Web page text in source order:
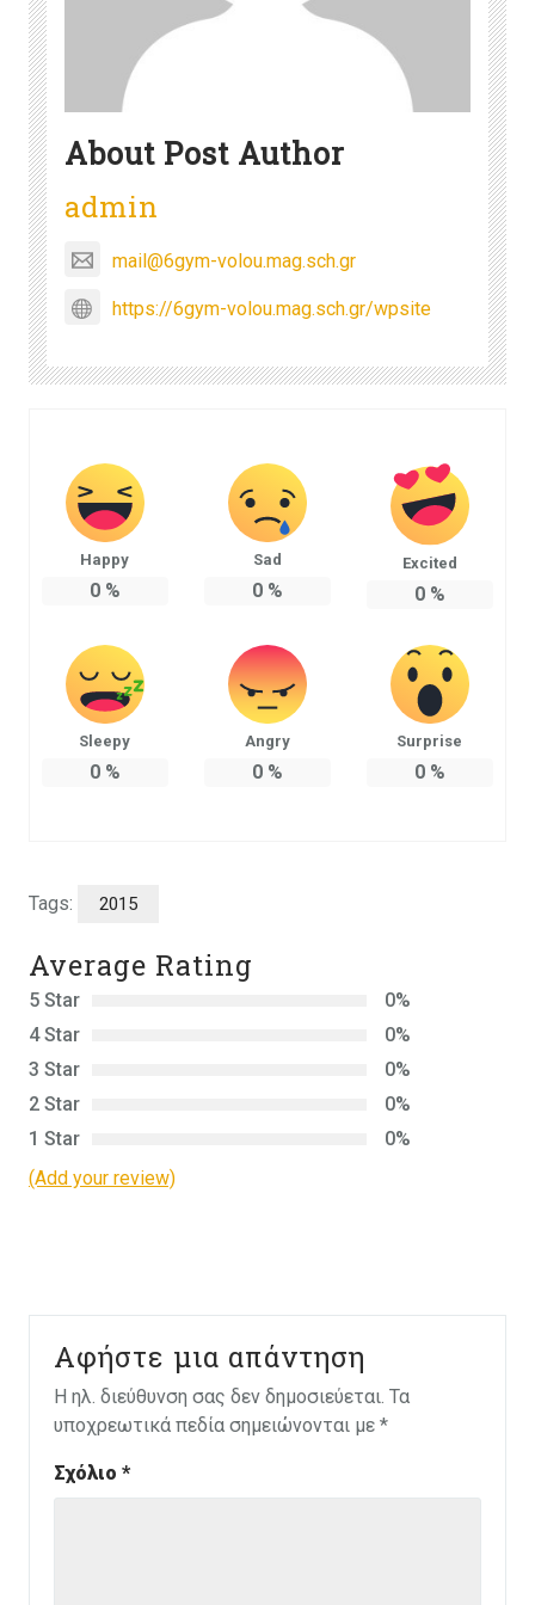
About Post Author
admin
mail@6gym-volou.mag.sch.gr
https://6gym-volou.mag.sch.gr/wpsite
Happy
0%
Sad
0%
Excited
0%
Sleepy
0%
Angry
0%
Surprise
0%
Tags: 2015
Average Rating
5 Star
0%
4 Star
0%
3 Star
0%
2 Star
0%
1 Star
0%
(Add your review)
Αφήστε μια απάντηση
Η ηλ. διεύθυνση σας δεν δημοσιεύεται. Τα
υποχρεωτικά πεδία σημειώνονται με *
Σχόλιο *